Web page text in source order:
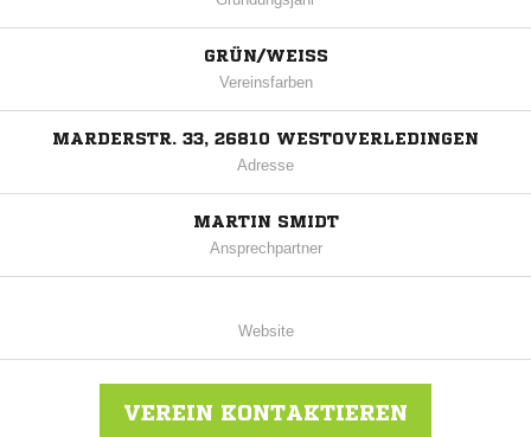
GRÜN/WEISS
Vereinsfarben
MARDERSTR. 33, 26810 WESTOVERLEDINGEN
Adresse
MARTIN SMIDT
Ansprechpartner
Website
VEREIN KONTAKTIEREN